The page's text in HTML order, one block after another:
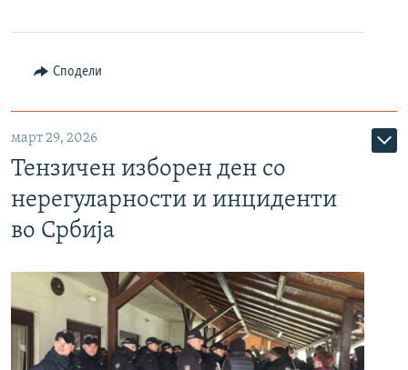
Сподели
март 29, 2026
Тензичен изборен ден со
нерегуларности и инциденти
во Србија